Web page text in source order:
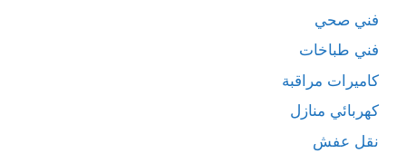
فني صحي
فني طباخات
كاميرات مراقبة
كهربائي منازل
نقل عفش